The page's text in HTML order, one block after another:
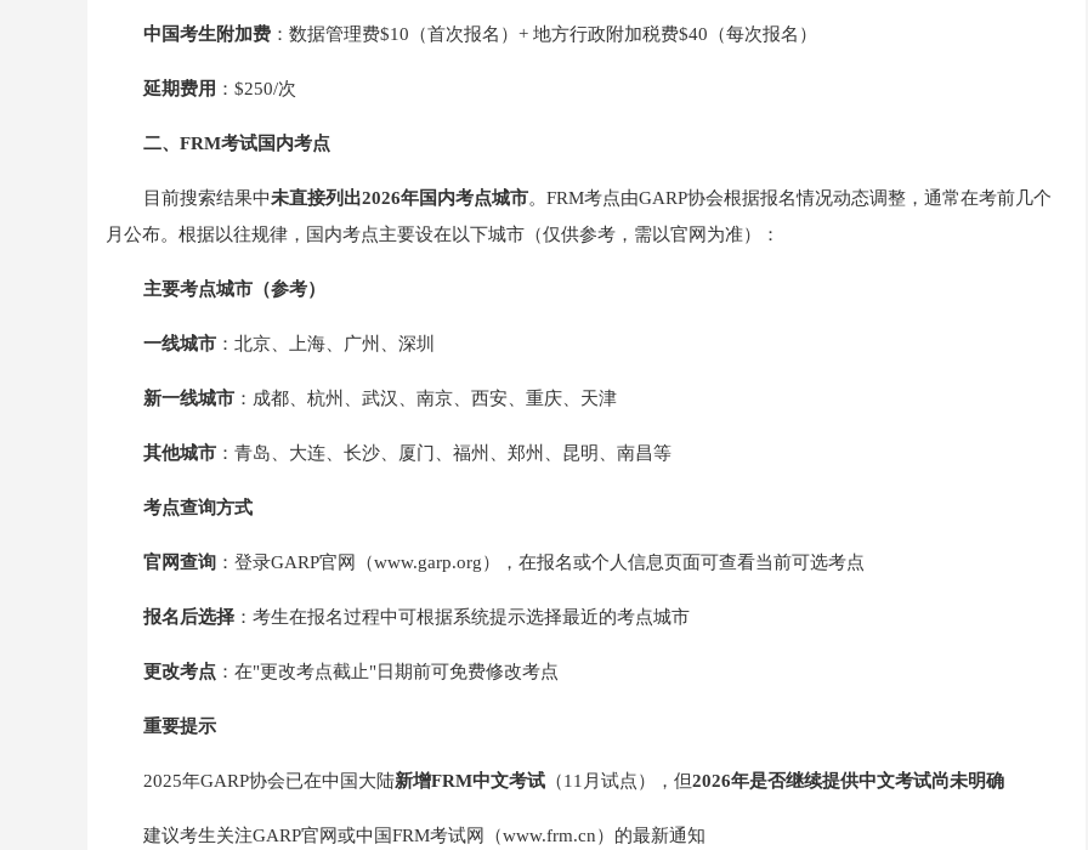
中国考生附加费：数据管理费$10（首次报名）+ 地方行政附加税费$40（每次报名）
延期费用 ：$250/次
二、FRM考试国内考点
目前搜索结果中未直接列出2026年国内考点城市。FRM考点由GARP协会根据报名情况动态调整，通常在考前几个
月公布。根据以往规律，国内考点主要设在以下城市（仅供参考，需以官网为准）：
主要考点城市（参考）
一线城市：北京、上海、广州、深圳
新一线城市：成都、杭州、武汉、南京、西安、重庆、天津
其他城市：青岛、大连、长沙、厦门、福州、郑州、昆明、南昌等
考点查询方式
官网查询：登录GARP官网（www.garp.org），在报名或个人信息页面可查看当前可选考点
报名后选择：考生在报名过程中可根据系统提示选择最近的考点城市
更改考点：在"更改考点截止"日期前可免费修改考点
重要提示
2025年GARP协会已在中国大陆新增FRM中文考试（11月试点），但2026年是否继续提供中文考试尚未明确
建议考生关注GARP官网或中国FRM考试网（www.frm.cn）的最新通知